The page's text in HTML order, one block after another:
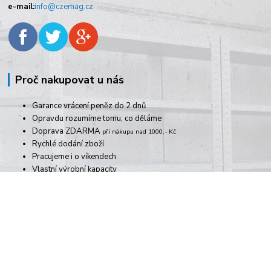
e-mail:info@czemag.cz
Proč nakupovat u nás
Garance vrácení peněz do 2 dnů
Opravdu rozumíme tomu, co děláme
Doprava ZDARMA při nákupu nad 1000,- Kč
Rychlé dodání zboží
Pracujeme i o víkendech
Vlastní výrobní kapacity